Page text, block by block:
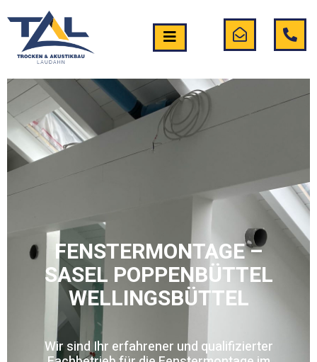
FENSTERMONTAGE –
SASEL POPPENBÜTTEL
WELLINGSBÜTTEL
Wir sind Ihr erfahrener und qualifizierter